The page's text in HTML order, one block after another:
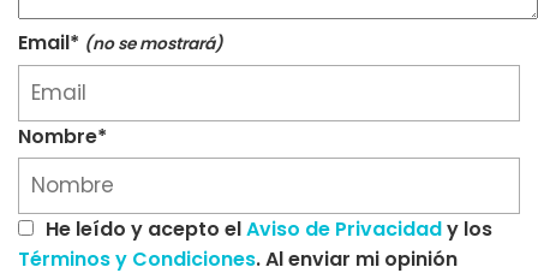
Email* (no se mostrará)
Nombre*
He leído y acepto elAviso de Privacidady los
Términos y Condiciones. Al enviar mi opinión